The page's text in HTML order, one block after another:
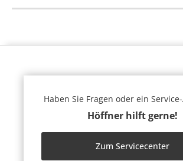
Haben Sie Fragen oder ein
Höffner hilft gerne!
Zum Servicecenter